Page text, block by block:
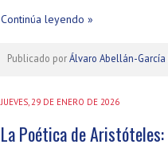
Continúa leyendo »
Publicado porÁlvaro Abellán-García
JUEVES, 29 DE ENERO DE 2026
La Poética de